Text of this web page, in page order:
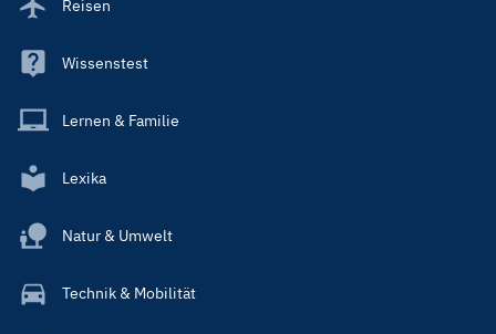
Reisen
Wissenstest
Lernen & Familie
Lexika
Natur & Umwelt
Technik & Mobilität